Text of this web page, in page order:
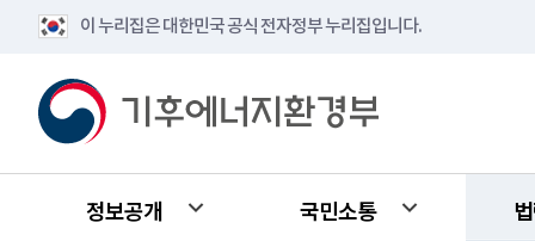
이 누리집은 대한민국 공식 전자정부 누리집입니다.
정보공개 국민소통